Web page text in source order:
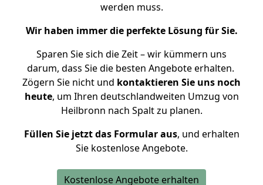
werden muss.
Wir haben immer die perfekte Lösung für Sie.
Sparen Sie sich die Zeit – wir kümmern uns
darum, dass Sie die besten Angebote erhalten.
Zögern Sie nicht und kontaktieren Sie uns noch
heute, um Ihren deutschlandweiten Umzug von
Heilbronn nach Spalt zu planen.
Füllen Sie jetzt das Formular aus, und erhalten
Sie kostenlose Angebote.
Kostenlose Angebote erhalten